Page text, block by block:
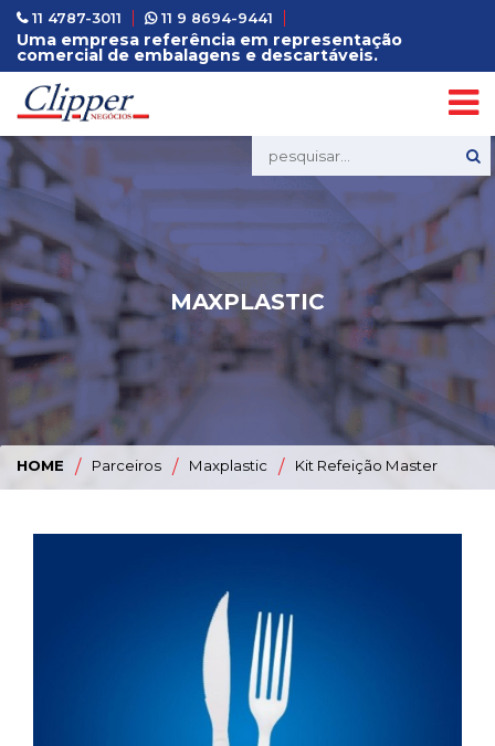
11 4787-3011 11 9 8694-9441
Uma empresa referência em representação
comercial de embalagens e descartáveis.
MAXPLASTIC
HOME / Parceiros / Maxplastic / Kit Refeição Master